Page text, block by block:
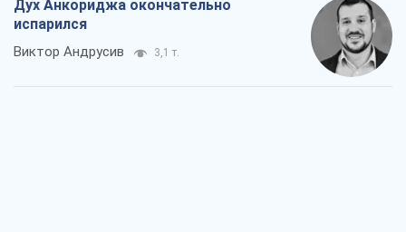
Дух Анкориджа окончательно
испарился
Виктор Андрусив 3,1 т.